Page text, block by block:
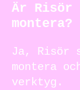
Är Risör
montera?
Ja, Risör
montera
verktyg.